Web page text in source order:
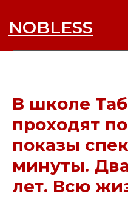
NOBLESS
В школе
проходят
показы
минуты.
лет. Всю